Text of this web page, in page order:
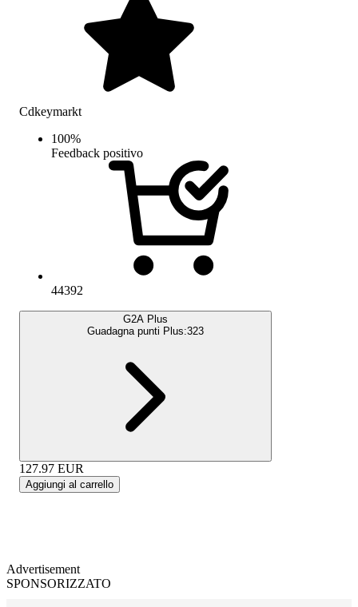
Cdkeymarkt
100%
Feedback positivo
44392
G2A Plus
Guadagna punti Plus:323
127.97 EUR
Aggiungi al carrello
Advertisement
SPONSORIZZATO